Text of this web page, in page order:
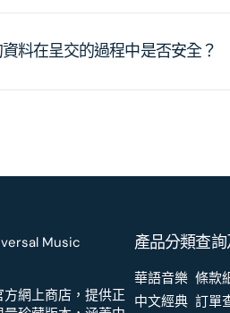
料在呈交的過程中是否安全？
網上商店，提供正
產品分類
華語音樂
中文經典
查
條款
訂單